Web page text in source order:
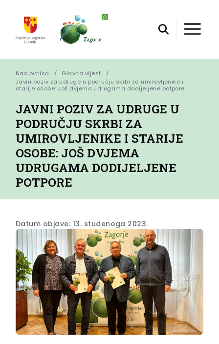
Naslovnica
Glavna vijest
Javni poziv za udruge u području skrbi za umirovljenike i
starije osobe: Još dvjema udrugama dodijeljene potpore
JAVNI POZIV ZA UDRUGE U
PODRUČJU SKRBI ZA
UMIROVLJENIKE I STARIJE
OSOBE: JOŠ DVJEMA
UDRUGAMA DODIJELJENE
POTPORE
Datum objave: 13. studenoga 2023.